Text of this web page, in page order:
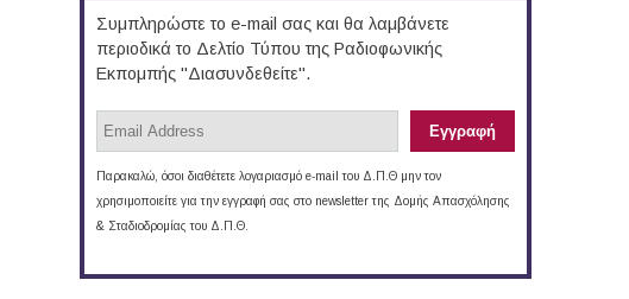
Συμπληρώστε το e-mail σας και θα λαμβάνετε
περιοδικά το Δελτίο Τύπου της Ραδιοφωνικής
Εκπομπής "Διασυνδεθείτε".
Παρακαλώ, όσοι διαθέτετε λογαριασμό e-mail του Δ.Π.Θ μην τον
χρησιμοποιείτε για την εγγραφή σας στο newsletter της Δομής Απασχόλησης
& Σταδιοδρομίας του Δ.Π.Θ.